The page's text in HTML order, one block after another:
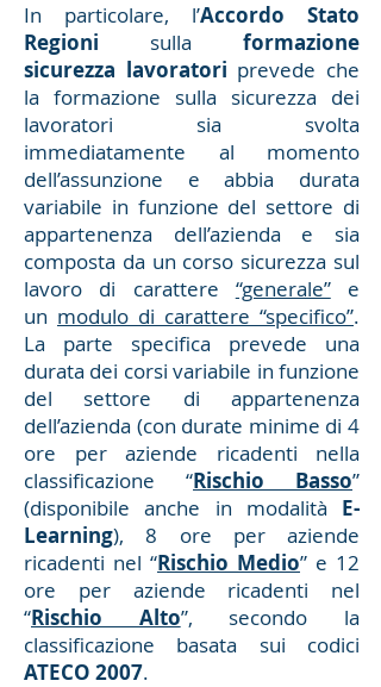
In particolare, l’Accordo Stato
Regioni sulla formazione
sicurezza lavoratori prevede che
la formazione sulla sicurezza dei
lavoratori sia svolta
immediatamente al momento
dell’assunzione e abbia durata
variabile in funzione del settore di
appartenenza dell’azienda e sia
composta da un corso sicurezza sul
lavoro di carattere “generale”e
un modulo di carattere “specifico”.
La parte specifica prevede una
durata dei corsi variabile in funzione
del settore di appartenenza
dell’azienda (con durate minime di 4
ore per aziende ricadenti nella
classificazione “Rischio Basso”
(disponibile anche in modalità E-
Learning), 8 ore
per aziende
ricadenti nel “Rischio Medio” e 12
ore per aziende ricadenti nel
“Rischio Alto”, secondo la
classificazione basata sui codici
ATECO 2007.